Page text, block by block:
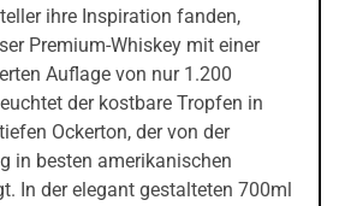
ihre Inspiration fanden,
Premium-Whiskey mit einer
Auflage von nur 1.200
der kostbare Tropfen in
Ockerton, der von der
in besten amerikanischen
In der elegant gestalteten 700ml